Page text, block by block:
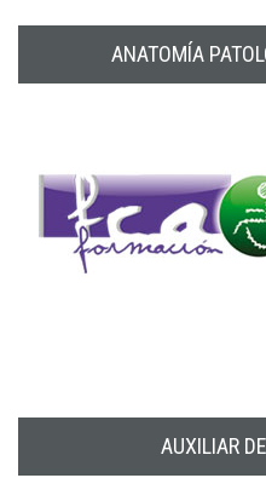
ANATOMÍA
AUXILIAR